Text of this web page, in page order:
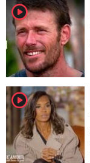
player2
player2